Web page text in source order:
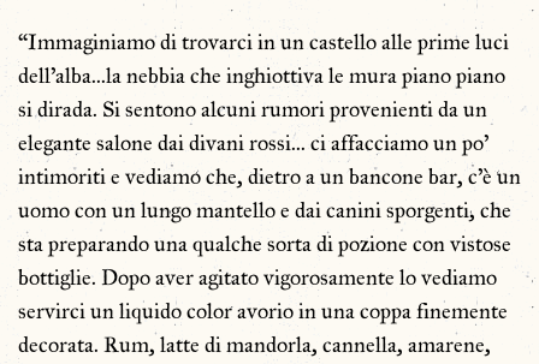
“Immaginiamo di trovarci in un castello alle prime luci
dell’alba…la nebbia che inghiottiva le mura piano piano
si dirada. Si sentono alcuni rumori provenienti da un
elegante salone dai divani rossi… ci affacciamo un po’
intimoriti e vediamo che, dietro a un bancone bar, c’è un
uomo con un lungo mantello e dai canini sporgenti, che
sta preparando una qualche sorta di pozione con vistose
bottiglie. Dopo aver agitato vigorosamente lo vediamo
servirci un liquido color avorio in una coppa finemente
decorata. Rum, latte di mandorla, cannella, amarene,